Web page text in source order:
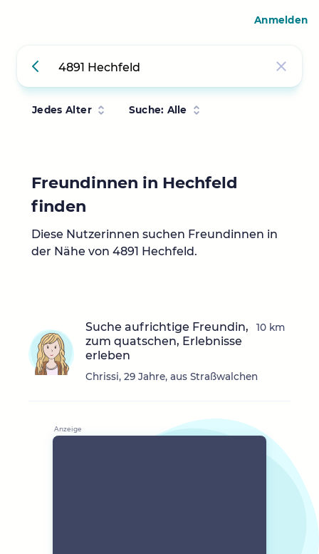
Jedes Alter Suche: Alle
Freundinnen in Hechfeld
finden
Diese Nutzerinnen suchen Freundinnen in
der Nähe von 4891 Hechfeld.
Suche aufrichtige Freundin,
zum quatschen, Erlebnisse
erleben
Chrissi, 29 Jahre, aus Straßwalchen
10 km
Anmelden